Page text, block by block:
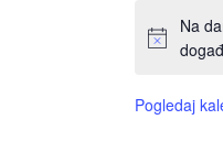
Na
Pogledaj